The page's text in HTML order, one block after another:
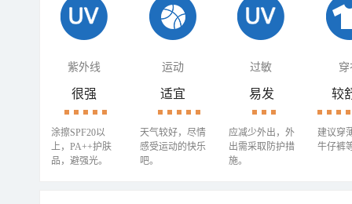
紫外线 运动 过敏 穿
很强
涂擦SPF20以
上，PA++护肤
品，避强光。
适宜
天气较好，尽情
感受运动的快乐
吧。
易发
应减少外出，外
出需采取防护措
施。
较
建议穿
牛仔裤